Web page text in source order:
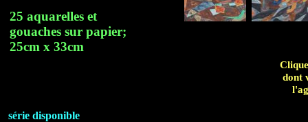
dont
25 aquarelles et
gouaches sur papier;
25cm x 33cm
série disponible